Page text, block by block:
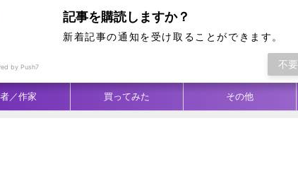
テム別
／作家 買ってみた その他
記事を購読しますか？
新着記事の通知を受け取ることができます。
by Push7 不要